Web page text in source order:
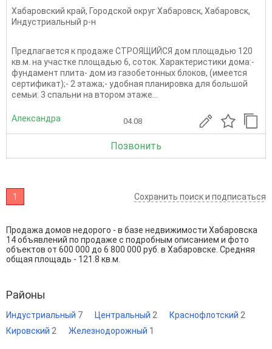
Хабаровский край, Городской округ Хабаровск, Хабаровск,
Индустриальный р-н
Предлагается к продаже СТРОЯЩИЙСЯ дом площадью 120
кв.м. на участке площадью 6, соток. Характеристики дома:-
фундамент плита- дом из газобетонных блоков, (имеется
сертификат);- 2 этажа;- удобная планировка для большой
семьи: 3 спальни на втором этаже...
Александра 04.08
Позвонить
1 Сохранить поиск и подписаться
Продажа домов недорого - в базе недвижимости Хабаровска
14 объявлений по продаже с подробным описанием и фото
объектов от 600 000 до 6 800 000 руб. в Хабаровске. Средняя
общая площадь - 121.8 кв.м.
Районы
Индустриальный 7 Центральный 2 Краснофлотский 2
Кировский 2 Железнодорожный 1